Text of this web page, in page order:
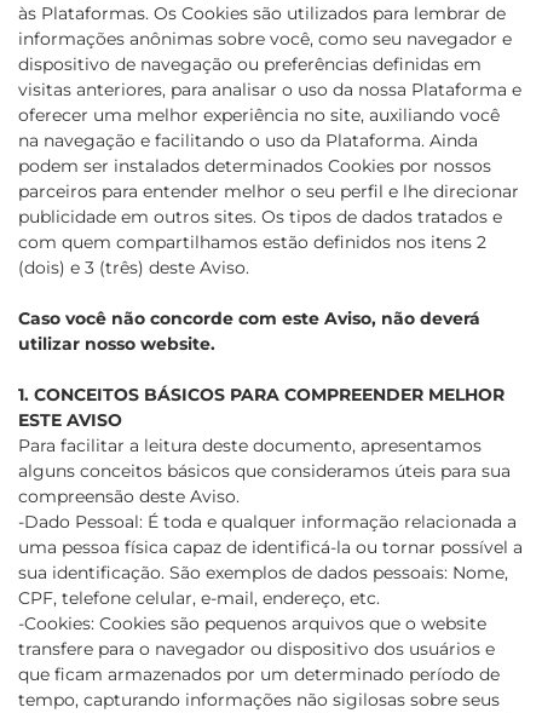
às Plataformas. Os Cookies são utilizados para lembrar de
informações anônimas sobre você, como seu navegador e
dispositivo de navegação ou preferências definidas em
visitas anteriores, para analisar o uso da nossa Plataforma e
oferecer uma melhor experiência no site, auxiliando você
na navegação e facilitando o uso da Plataforma. Ainda
podem ser instalados determinados Cookies por nossos
parceiros para entender melhor o seu perfil e lhe direcionar
publicidade em outros sites. Os tipos de dados tratados e
com quem compartilhamos estão definidos nos itens 2
(dois) e 3 (três) deste Aviso.
Caso você não concorde com este Aviso, não deverá
utilizar nosso website.
1. CONCEITOS BÁSICOS PARA COMPREENDER MELHOR
ESTE AVISO
Para facilitar a leitura deste documento, apresentamos
alguns conceitos básicos que consideramos úteis para sua
compreensão deste Aviso.
-Dado Pessoal: É toda e qualquer informação relacionada a
uma pessoa física capaz de identificá-la ou tornar possível a
sua identificação. São exemplos de dados pessoais: Nome,
CPF, telefone celular, e-mail, endereço, etc.
-Cookies: Cookies são pequenos arquivos que o website
transfere para o navegador ou dispositivo dos usuários e
que ficam armazenados por um determinado período de
tempo, capturando informações não sigilosas sobre seus